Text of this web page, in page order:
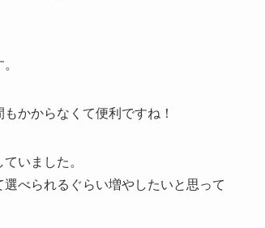
かからなくて便利ですね！
いました。
べられるぐらい増やしたいと思って